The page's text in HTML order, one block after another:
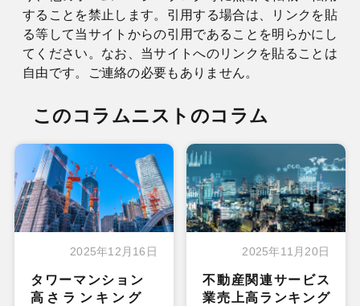
することを禁止します。引用する場合は、リンクを貼
る等して当サイトからの引用であることを明らかにし
てください。なお、当サイトへのリンクを貼ることは
自由です。ご連絡の必要もありません。
このコラムニストのコラム
2025年12月16日
タワーマンション
高さランキング
2025年11月20日
不動産関連サービス
業売上高ランキング